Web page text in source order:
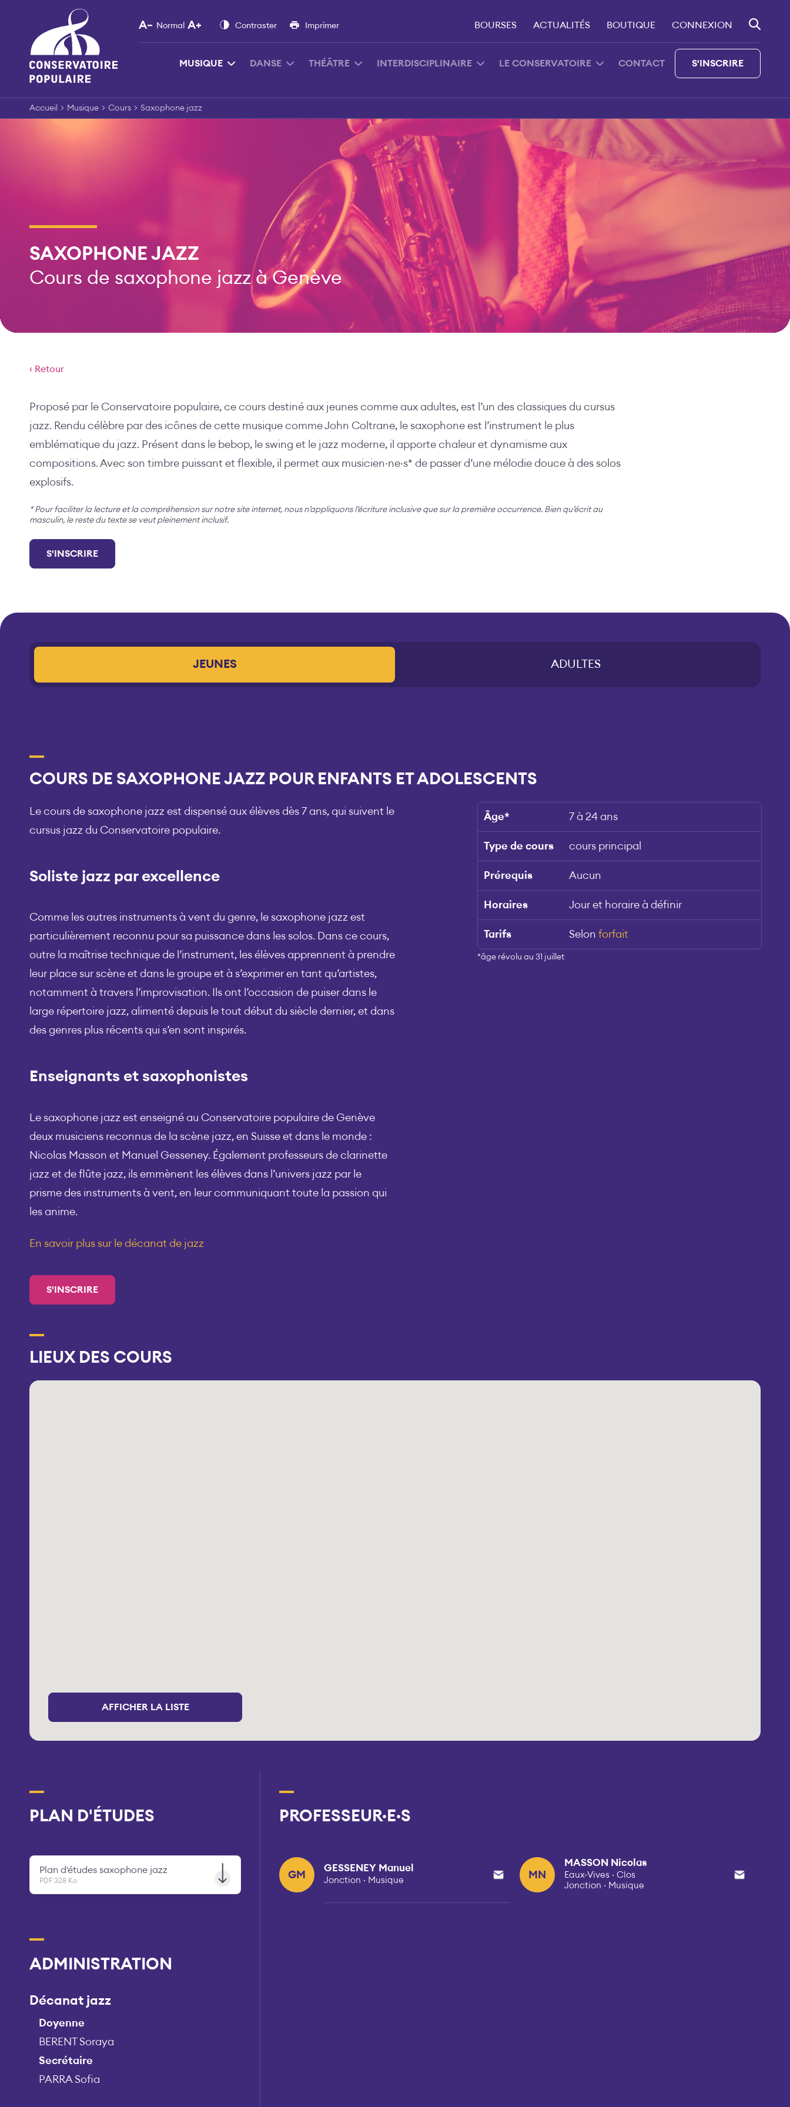
S'INSCRIRE
MUSIQUE DANSE THÉÂTRE INTERDISCIPLINAIRE LE CONSERVATOIRE CONTACT
BOURSES ACTUALITÉS BOUTIQUE CONNEXION
Normal Contraster Imprimer
Accueil > Musique > Cours > Saxophone jazz
SAXOPHONE JAZZ
Cours de saxophone jazz à Genève
‹ Retour
Proposé par le Conservatoire populaire, ce cours destiné aux jeunes comme aux adultes, est l’un des classiques du cursus
jazz. Rendu célèbre par des icônes de cette musique comme John Coltrane, le saxophone est l’instrument le plus
emblématique du jazz. Présent dans le bebop, le swing et le jazz moderne, il apporte chaleur et dynamisme aux
compositions. Avec son timbre puissant et flexible, il permet aux musicien·ne·s* de passer d’une mélodie douce à des solos
explosifs.
* Pour faciliter la lecture et la compréhension sur notre site internet, nous n’appliquons l’écriture inclusive que sur la première occurrence. Bien qu’écrit au
masculin, le reste du texte se veut pleinement inclusif.
S'INSCRIRE
JEUNES ADULTES
COURS DE SAXOPHONE JAZZ POUR ENFANTS ET ADOLESCENTS
Âge* 7 à 24 ans
Type de cours cours principal
Prérequis Aucun
Horaires Jour et horaire à définir
Tarifs Selon forfait
*âge révolu au 31 juillet
Le cours de saxophone jazz est dispensé aux élèves dès 7 ans, qui suivent le
cursus jazz du Conservatoire populaire.
Soliste jazz par excellence
Comme les autres instruments à vent du genre, le saxophone jazz est
particulièrement reconnu pour sa puissance dans les solos. Dans ce cours,
outre la maîtrise technique de l’instrument, les élèves apprennent à prendre
leur place sur scène et dans le groupe et à s’exprimer en tant qu’artistes,
notamment à travers l’improvisation. Ils ont l’occasion de puiser dans le
large répertoire jazz, alimenté depuis le tout début du siècle dernier, et dans
des genres plus récents qui s’en sont inspirés.
Enseignants et saxophonistes
Le saxophone jazz est enseigné au Conservatoire populaire de Genève
deux musiciens reconnus de la scène jazz, en Suisse et dans le monde :
Nicolas Masson et Manuel Gesseney. Également professeurs de clarinette
jazz et de flûte jazz, ils emmènent les élèves dans l’univers jazz par le
prisme des instruments à vent, en leur communiquant toute la passion qui
les anime.
En savoir plus sur le décanat de jazz
S'INSCRIRE
LIEUX DES COURS
AFFICHER LA LISTE
PLAN D'ÉTUDES
Plan d'études saxophone jazz
PDF 328 Ko
ADMINISTRATION
Décanat jazz
Doyenne
BERENT Soraya
Secrétaire
PARRA Sofia
PROFESSEUR·E·S
GM
GESSENEY Manuel
Jonction · Musique
MN
MASSON Nicolas
Eaux-Vives · Clos
Jonction · Musique